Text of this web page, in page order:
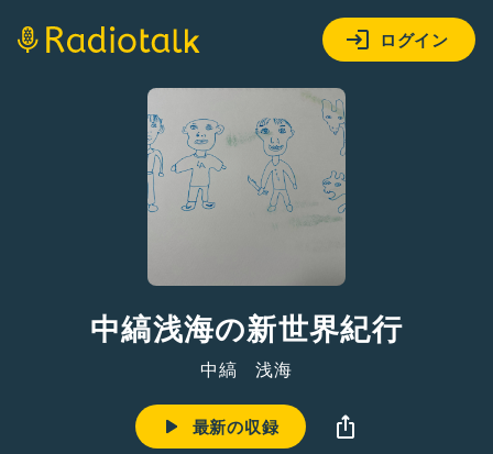
ログイン
中縞浅海の新世界紀行
中縞 浅海
最新の収録